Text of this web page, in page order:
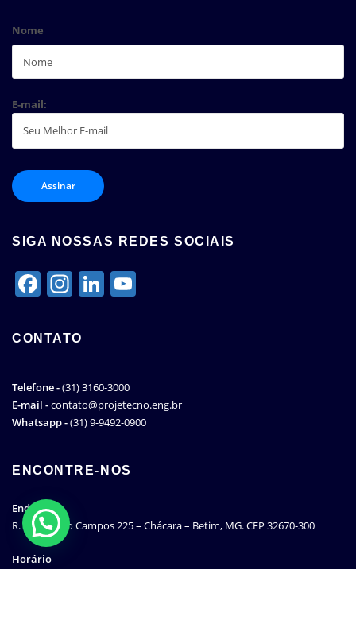
Nome
E-mail:
SIGA NOSSAS REDES SOCIAIS
Facebook
Instagram
LinkedIn
CONTATO
Telefone -(31) 3160-3000
E-mail -contato@projetecno.eng.br
Whatsapp -(31) 9-9492-0900
ENCONTRE-NOS
Endereço
R. Humberto Campos 225 – Chácara – Betim, MG. CEP 32670-300
Horário